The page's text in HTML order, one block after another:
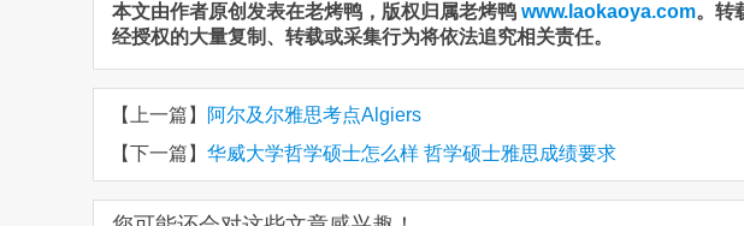
本文由作者原创发表在老烤鸭，版权归属老烤鸭 www.laokaoya.com。转
经授权的大量复制、转载或采集行为将依法追究相关责任。
【上一篇】
阿尔及尔雅思考点Algiers
【下一篇】 华威大学哲学硕士怎么样 哲学硕士雅思成绩要求